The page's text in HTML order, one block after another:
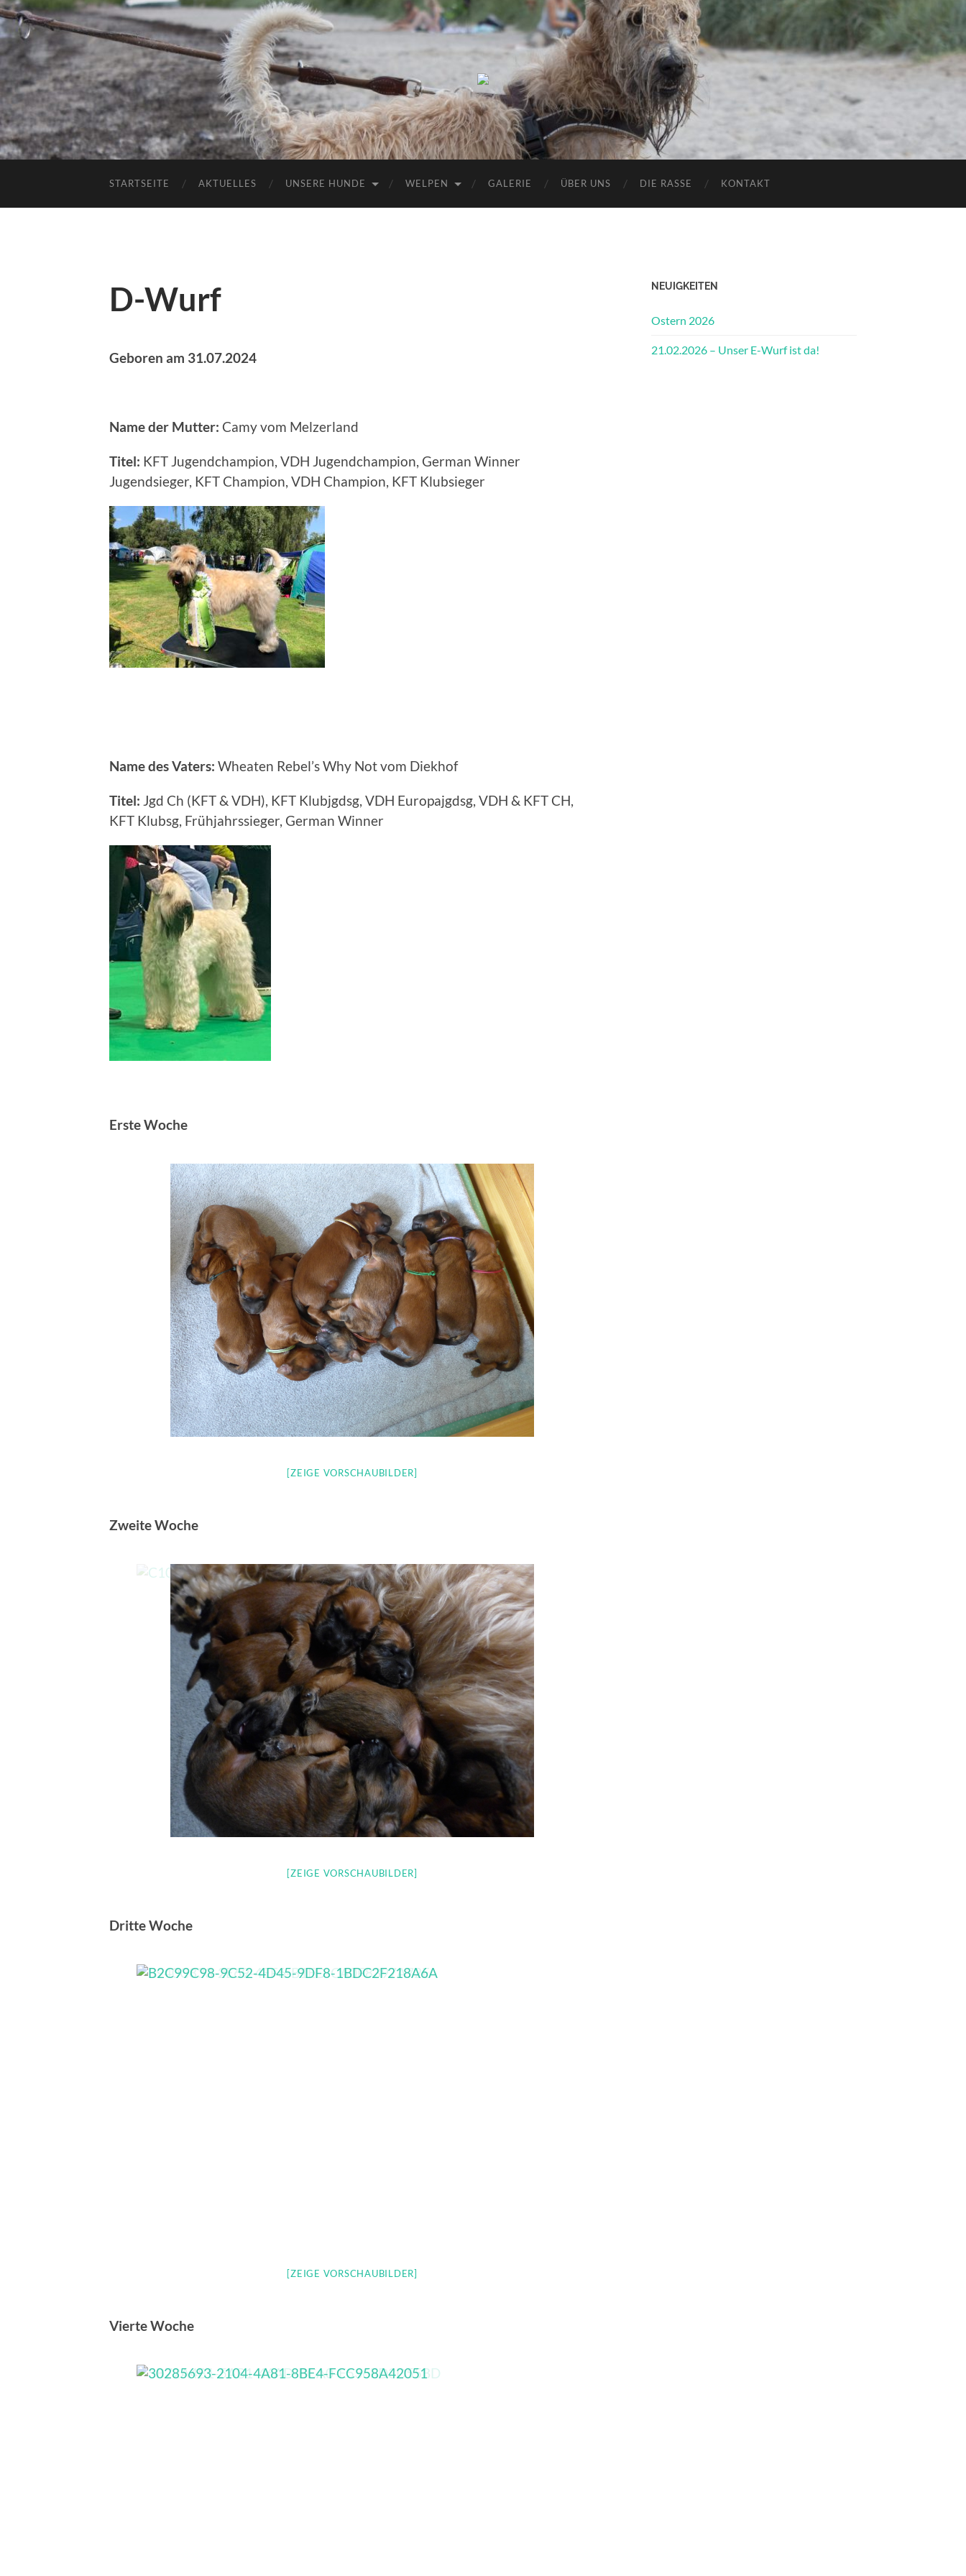
Wheaten
vom
Melzerland
STARTSEITE AKTUELLES UNSERE HUNDE WELPEN GALERIE ÜBER UNS DIE RASSE KONTAKT
D-Wurf
Geboren am 31.07.2024
Name der Mutter: Camy vom Melzerland
Titel: KFT Jugendchampion, VDH Jugendchampion, German Winner
Jugendsieger, KFT Champion, VDH Champion, KFT Klubsieger
Name des Vaters: Wheaten Rebel’s Why Not vom Diekhof
Titel: Jgd Ch (KFT & VDH), KFT Klubjgdsg, VDH Europajgdsg, VDH & KFT CH,
KFT Klubsg, Frühjahrssieger, German Winner
Erste Woche
[ZEIGE VORSCHAUBILDER]
Zweite Woche
[ZEIGE VORSCHAUBILDER]
Dritte Woche
[ZEIGE VORSCHAUBILDER]
Vierte Woche
NEUIGKEITEN
Ostern 2026
21.02.2026 – Unser E-Wurf ist da!